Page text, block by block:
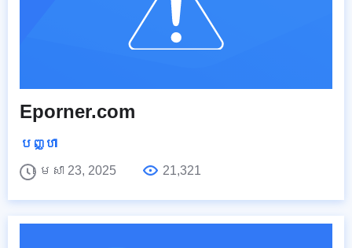
Eporner.com
បញ្ហា
មេសា 23, 2025
21,321